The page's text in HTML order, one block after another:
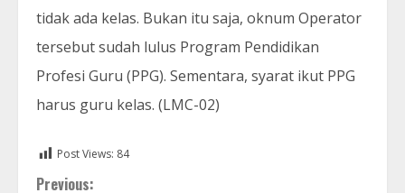
tidak ada kelas. Bukan itu saja, oknum Operator
tersebut sudah lulus Program Pendidikan
Profesi Guru (PPG). Sementara, syarat ikut PPG
harus guru kelas. (LMC-02)
Post Views: 84
Previous: